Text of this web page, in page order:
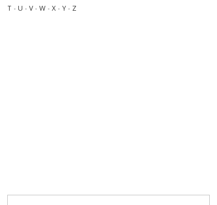
T - U - V- W - X - Y - Z